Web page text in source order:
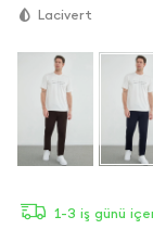
Lacivert
1-3 iş günü